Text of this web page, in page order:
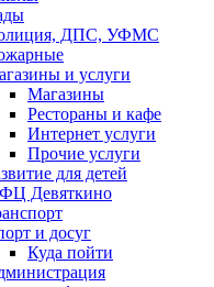
ДПС, УФМС
и услуги
Магазины
Рестораны и кафе
Интернет услуги
Прочие услуги
для детей
Девяткино
и досуг
Куда пойти